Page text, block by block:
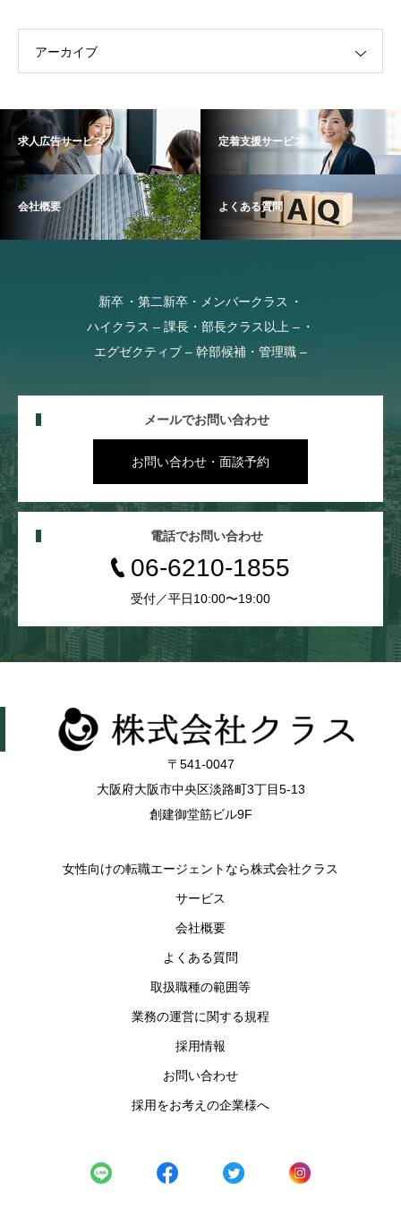
アーカイブ
求人広告サービス 定着支援サービス
会社概要 よくある質問
新卒
第二新卒・メンバークラス
ハイクラス – 課長・部長クラス以上 –
エグゼクティブ – 幹部候補・管理職 –
メールでお問い合わせ
お問い合わせ・面談予約
電話でお問い合わせ
06-6210-1855
受付／平日10:00〜19:00
〒541-0047
大阪府大阪市中央区淡路町3丁目5-13
創建御堂筋ビル9F
女性向けの転職エージェントなら株式会社クラス
サービス
会社概要
よくある質問
取扱職種の範囲等
業務の運営に関する規程
採用情報
お問い合わせ
採用をお考えの企業様へ